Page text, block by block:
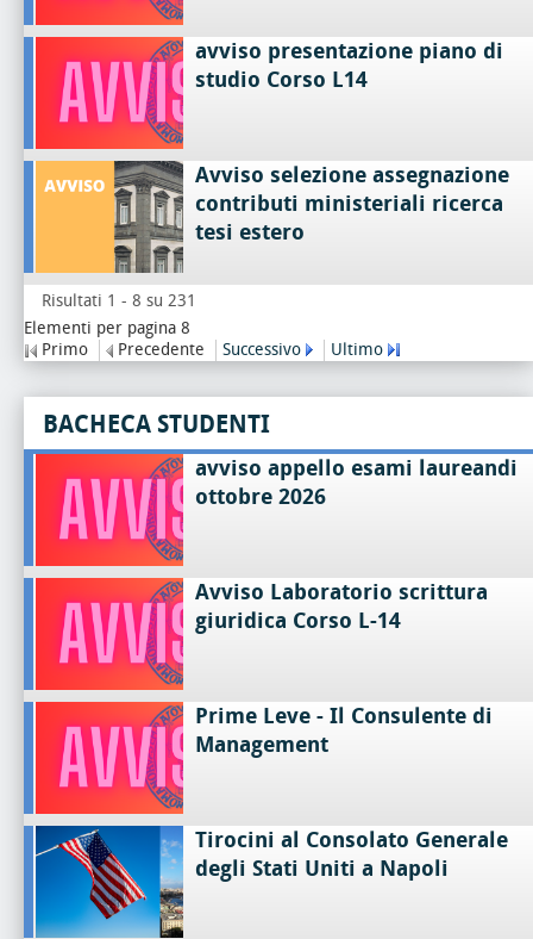
avviso presentazione piano di
studio Corso L14
Avviso selezione assegnazione
contributi ministeriali ricerca
tesi estero
Risultati 1 - 8 su 231
Elementi per pagina 8
Primo
Precedente Successivo Ultimo
BACHECA STUDENTI
avviso appello esami laureandi
ottobre 2026
Avviso Laboratorio scrittura
giuridica Corso L-14
Prime Leve - Il Consulente di
Management
Tirocini al Consolato Generale
degli Stati Uniti a Napoli